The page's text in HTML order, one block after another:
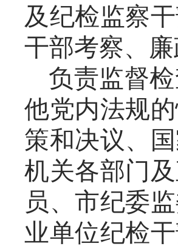
及纪检监察
干部考察、
负责监督
他党内法规
策和决议、
机关各部门
员、市纪委
业单位纪检